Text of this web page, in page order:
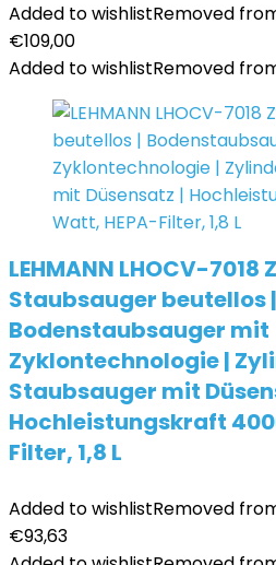
Added to wishlistRemoved
€109,00
Added to wishlistRemoved
LEHMANN LHOCV-7018
Staubsauger beutellos |
Bodenstaubsauger mit
Zyklontechnologie |
Staubsauger mit
Hochleistungskraft
Filter, 1,8 L
Added to wishlistRemoved
€93,63